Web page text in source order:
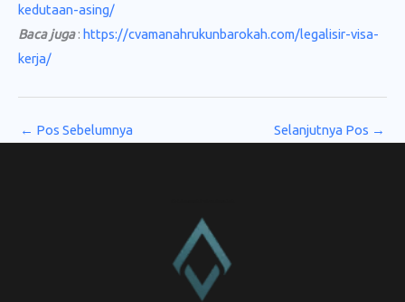
kedutaan-asing/
Baca juga: https://cvamanahrukunbarokah.com/legalisir-visa-
kerja/
← Pos Sebelumnya Selanjutnya Pos →